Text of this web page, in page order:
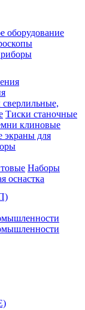
оборудование
Тиски станочные
клиновые
экраны для
Наборы
оснастка